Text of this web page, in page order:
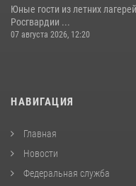
Юные гости из летних
Росгвардии ...
07 августа 2026, 12:20
НАВИГАЦИЯ
Главная
Новости
Федеральная служба